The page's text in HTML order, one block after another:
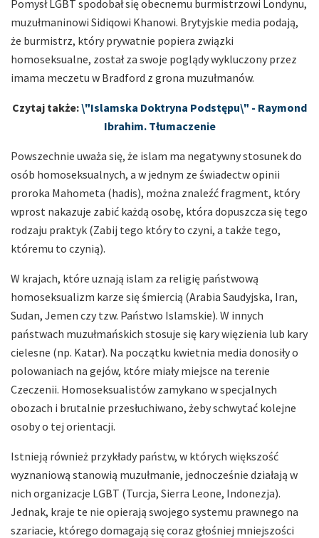
Pomysł LGBT spodobał się obecnemu burmistrzowi Londynu,
muzułmaninowi Sidiqowi Khanowi. Brytyjskie media podają,
że burmistrz, który prywatnie popiera związki
homoseksualne, został za swoje poglądy wykluczony przez
imama meczetu w Bradford z grona muzułmanów.
Czytaj także:\"Islamska Doktryna Podstępu\" - Raymond
Ibrahim. Tłumaczenie
Powszechnie uważa się, że islam ma negatywny stosunek do
osób homoseksualnych, a w jednym ze świadectw opinii
proroka Mahometa (hadis), można znaleźć fragment, który
wprost nakazuje zabić każdą osobę, która dopuszcza się tego
rodzaju praktyk (Zabij tego który to czyni, a także tego,
któremu to czynią).
W krajach, które uznają islam za religię państwową
homoseksualizm karze się śmiercią (Arabia Saudyjska, Iran,
Sudan, Jemen czy tzw. Państwo Islamskie). W innych
państwach muzułmańskich stosuje się kary więzienia lub kary
cielesne (np. Katar). Na początku kwietnia media donosiły o
polowaniach na gejów, które miały miejsce na terenie
Czeczenii. Homoseksualistów zamykano w specjalnych
obozach i brutalnie przesłuchiwano, żeby schwytać kolejne
osoby o tej orientacji.
Istnieją również przykłady państw, w których większość
wyznaniową stanowią muzułmanie, jednocześnie działają w
nich organizacje LGBT (Turcja, Sierra Leone, Indonezja).
Jednak, kraje te nie opierają swojego systemu prawnego na
szariacie, którego domagają się coraz głośniej mniejszości